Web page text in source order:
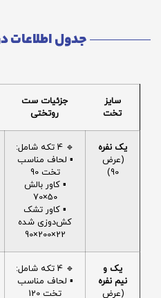
جدول اطلاعات
سایز
تخت
جزئیات ست
روتختی
یک نفره
(عرض
90)
🔹 4 تکه شامل:
▪️ لحاف مناسب
تخت 90
▪️ کاور بالش
50×70
▪️ کاور تشک
کش‌دوزی شده
22×200×90
یک و
نیم نفره
(عرض
🔹 4 تکه شامل:
▪️ لحاف مناسب
تخت 120